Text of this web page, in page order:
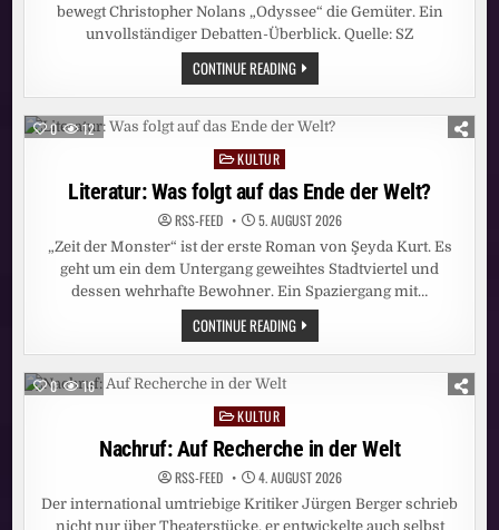
bewegt Christopher Nolans „Odyssee“ die Gemüter. Ein
unvollständiger Debatten-Überblick. Quelle: SZ
CONTINUE READINGLITERATUR:
UND
WO
BLEIBT
DER
0 12
Posted
in
KULTUR
Literatur: Was folgt auf das Ende der Welt?
RSS-FEED 5. AUGUST 2026
„Zeit der Monster“ ist der erste Roman von Şeyda Kurt. Es
geht um ein dem Untergang geweihtes Stadtviertel und
dessen wehrhafte Bewohner. Ein Spaziergang mit…
CONTINUE READINGLITERATUR:
WAS
FOLGT
AUF
0 16
Posted
in
KULTUR
Nachruf: Auf Recherche in der Welt
RSS-FEED 4. AUGUST 2026
Der international umtriebige Kritiker Jürgen Berger schrieb
nicht nur über Theaterstücke, er entwickelte auch selbst